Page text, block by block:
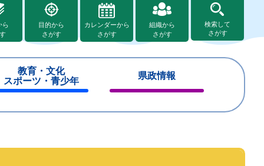
ら
目的から
さがす
カレンダーから
さがす
組織から
さがす
検索して
さがす
教育・文化
スポーツ・青少年
県政情報
じ